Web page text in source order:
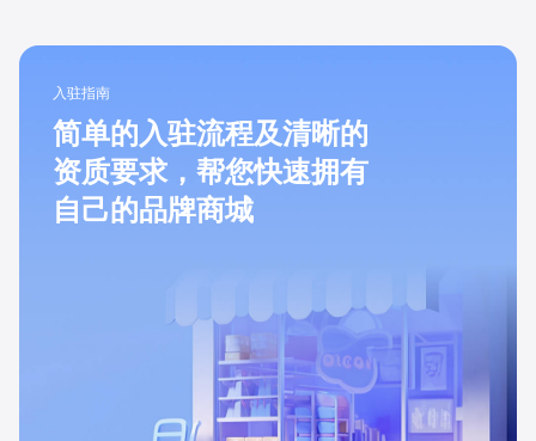
入驻指南
简单的入驻流程及清晰的
资质要求，帮您快速拥有
自己的品牌商城